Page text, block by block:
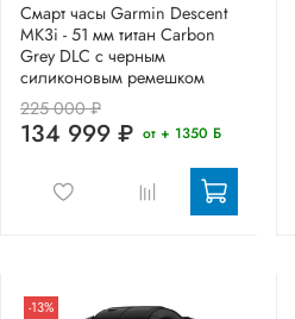
Смарт часы Garmin Descent
MK3i - 51 мм титан Carbon
Grey DLC с черным
силиконовым ремешком
225 000 ₽
134 999 ₽ от + 1350 Б
-13%